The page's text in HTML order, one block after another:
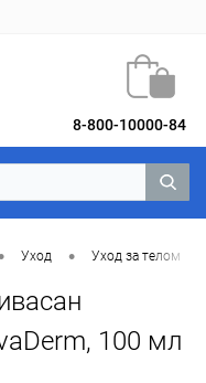
8-800-10000-84
Уход • Уход за телом
100 мл